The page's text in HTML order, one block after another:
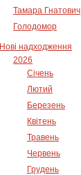
Тамара Гнатович
Голодомор
Нові надходження
2026
Січень
Лютий
Березень
Квітень
Травень
Червень
Грудень